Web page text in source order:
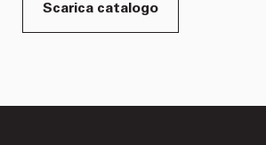
Scarica catalogo